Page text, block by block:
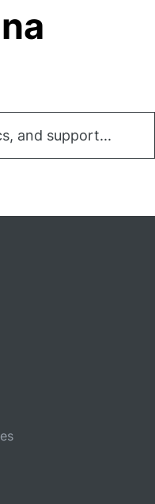
and support...